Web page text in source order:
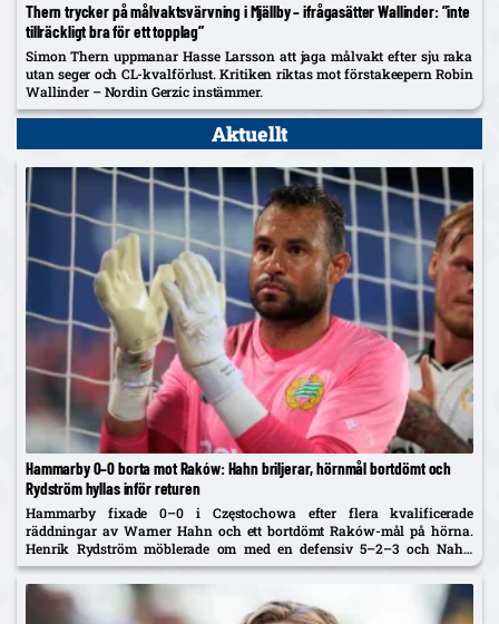
Thern trycker på målvaktsvärvning i Mjällby – ifrågasätter Wallinder: ”inte
tillräckligt bra för ett topplag”
Simon Thern uppmanar Hasse Larsson att jaga målvakt efter sju raka
utan seger och CL-kvalförlust. Kritiken riktas mot förstakeepern Robin
Wallinder – Nordin Gerzic instämmer.
Aktuellt
Hammarby 0–0 borta mot Raków: Hahn briljerar, hörnmål bortdömt och
Rydström hyllas inför returen
Hammarby fixade 0–0 i Częstochowa efter flera kvalificerade
räddningar av Warner Hahn och ett bortdömt Raków-mål på hörna.
Henrik Rydström möblerade om med en defensiv 5–2–3 och Nahir
Besara som falsk nia – och får beröm av spelarna. Returen spelas...